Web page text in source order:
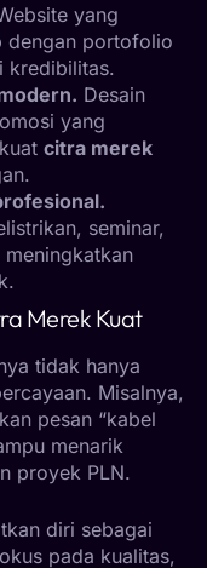
yang
dengan portofolio
kredibilitas.
Desain
yang
citra merek
seminar,
Merek Kuat
tidak hanya
Misalnya,
pesan “kabel
menarik
proyek PLN.
diri sebagai
pada kualitas,